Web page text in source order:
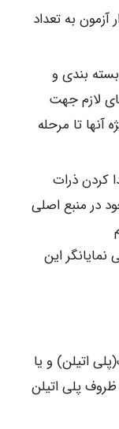
به تعداد
بندی و
لازم جهت
آنها تا مرحله
کردن ذرات
در منبع اصلی
نمایانگر این
اتیلن) و یا
پلی اتیلن